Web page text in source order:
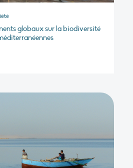
globaux sur la biodiversité